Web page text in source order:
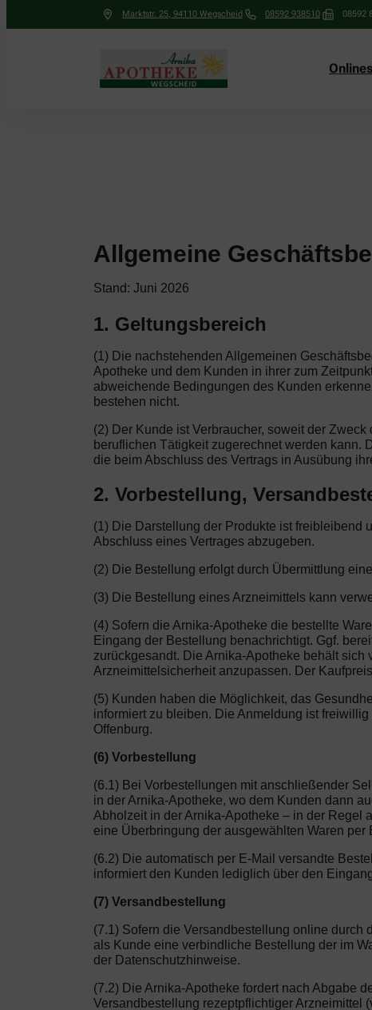
Marktstr. 25, 94110 Wegscheid 08592 938510 08592
Allgemeine
Stand: Juni 2026
1. Geltungsbereich
(1) Die nachstehenden Allgemeinen
Apotheke und dem Kunden in ihrer zum
abweichende Bedingungen des Kunden
bestehen nicht.
(2) Der Kunde ist Verbraucher, soweit der
beruflichen Tätigkeit zugerechnet werden kann.
die beim Abschluss des Vertrags in Ausübung
2. Vorbestellung,
(1) Die Darstellung der Produkte ist freibleibend
Abschluss eines Vertrages abzugeben.
(2) Die Bestellung erfolgt durch Übermittlung
(3) Die Bestellung eines Arzneimittels kann
(4) Sofern die Arnika-Apotheke die bestellte
Eingang der Bestellung benachrichtigt. Ggf.
zurückgesandt. Die Arnika-Apotheke behält
Arzneimittelsicherheit anzupassen. Der
(5) Kunden haben die Möglichkeit, das
informiert zu bleiben. Die Anmeldung ist
Offenburg.
(6) Vorbestellung
(6.1) Bei Vorbestellungen mit anschließender
in der Arnika-Apotheke, wo dem Kunden dann
Abholzeit in der Arnika-Apotheke – in der Regel
eine Überbringung der ausgewählten Waren
(6.2) Die automatisch per E-Mail versandte
informiert den Kunden lediglich über den
(7) Versandbestellung
(7.1) Sofern die Versandbestellung online durch
als Kunde eine verbindliche Bestellung der im
der Datenschutzhinweise.
(7.2) Die Arnika-Apotheke fordert nach Abgabe
Versandbestellung rezeptpflichtiger Arzneimittel